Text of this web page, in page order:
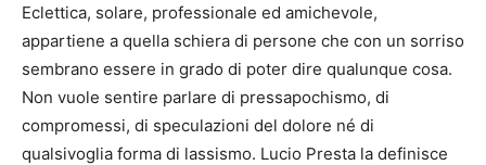
Eclettica, solare, professionale ed amichevole,
appartiene a quella schiera di persone che con un sorriso
sembrano essere in grado di poter dire qualunque cosa.
Non vuole sentire parlare di pressapochismo, di
compromessi, di speculazioni del dolore né di
qualsivoglia forma di lassismo. Lucio Presta la definisce